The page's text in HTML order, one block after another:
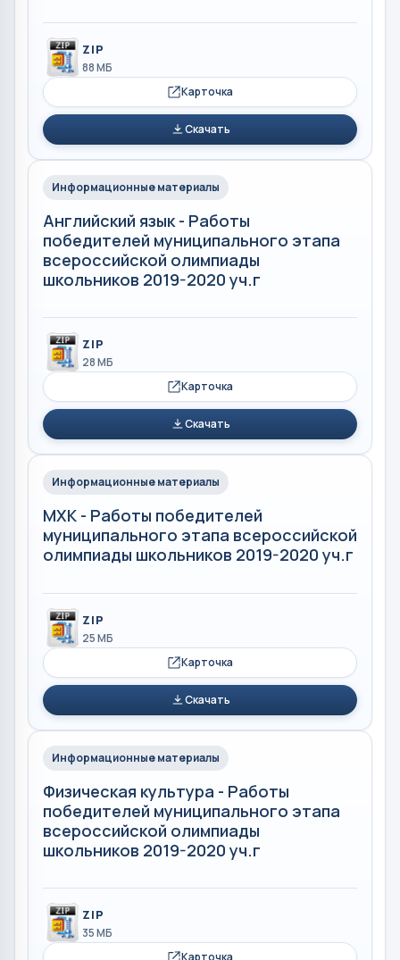
ZIP
88 МБ
Карточка
Скачать
Информационные материалы
Английский язык - Работы
победителей муниципального этапа
всероссийской олимпиады
школьников 2019-2020 уч.г
ZIP
28 МБ
Карточка
Скачать
Информационные материалы
МХК - Работы победителей
муниципального этапа всероссийской
олимпиады школьников 2019-2020 уч.г
ZIP
25 МБ
Карточка
Скачать
Информационные материалы
Физическая культура - Работы
победителей муниципального этапа
всероссийской олимпиады
школьников 2019-2020 уч.г
ZIP
35 МБ
Карточка